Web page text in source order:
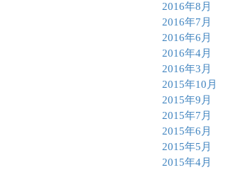
2016年8月
2016年7月
2016年6月
2016年4月
2016年3月
2015年10月
2015年9月
2015年7月
2015年6月
2015年5月
2015年4月